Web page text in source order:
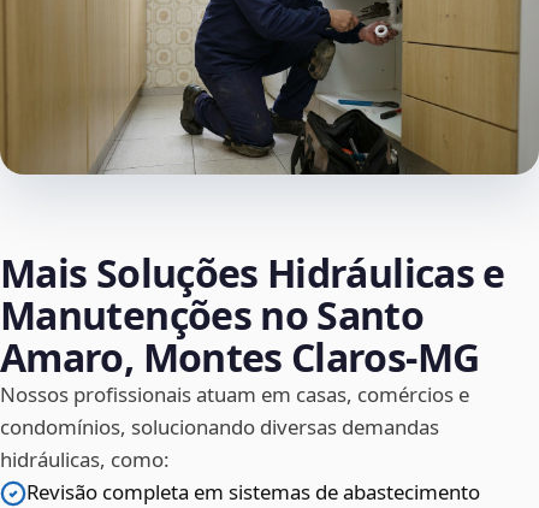
Mais Soluções Hidráulicas e
Manutenções no Santo
Amaro, Montes Claros‑MG
Nossos profissionais atuam em casas, comércios e
condomínios, solucionando diversas demandas
hidráulicas, como:
Revisão completa em sistemas de abastecimento